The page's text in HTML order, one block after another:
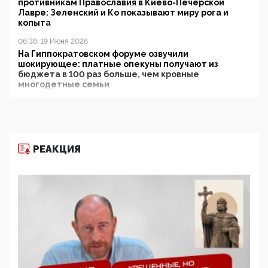
противникам Православия в Киево-Печерской
Лавре: Зеленский и Ко показывают миру рога и
копыта
06:38, 19 Июня 2026
На Гиппократовском форуме озвучили
шокирующее: платные опекуны получают из
бюджета в 100 раз больше, чем кровные
многодетные семьи
11:53, 09 Июня 2026
деятельность ИИТО ЮНЕСКО в России, но
цифроглобалисты продолжают определять
повестку в образовании
09:43, 01 Июня 2026
5G за счет здоровья граждан: Минцифры намерено
отобрать у регионов и муниципалитетов право
защищать жилые дома и социальные объекты от
РЕАКЦИЯ